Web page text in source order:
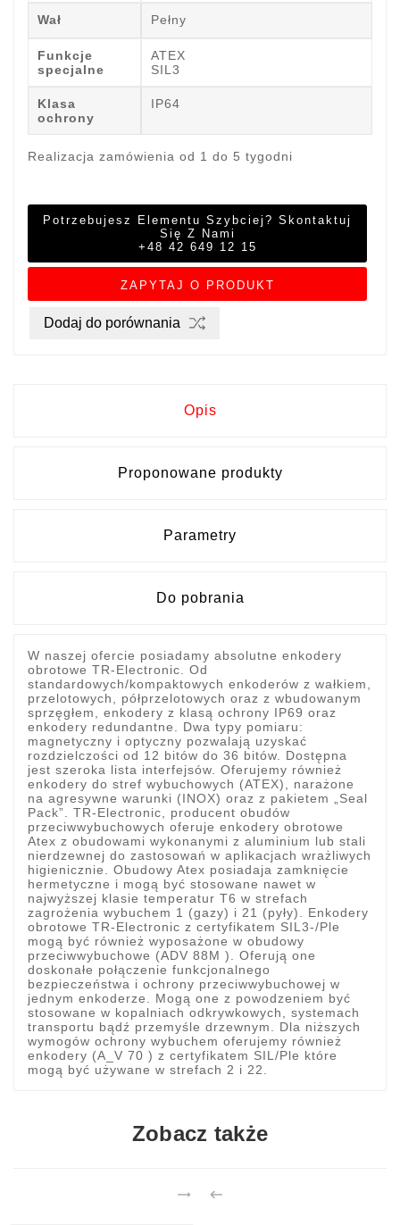
Wał Pełny
Funkcje
specjalne
ATEX
SIL3
Klasa
ochrony
IP64
Realizacja zamówienia od 1 do 5 tygodni
Potrzebujesz Elementu Szybciej? Skontaktuj
Się Z Nami
+48 42 649 12 15
ZAPYTAJ O PRODUKT
Dodaj do porównania
Opis
Proponowane produkty
Parametry
Do pobrania
W naszej ofercie posiadamy absolutne enkodery
obrotowe TR-Electronic. Od
standardowych/kompaktowych enkoderów z wałkiem,
przelotowych, półprzelotowych oraz z wbudowanym
sprzęgłem, enkodery z klasą ochrony IP69 oraz
enkodery redundantne. Dwa typy pomiaru:
magnetyczny i optyczny pozwalają uzyskać
rozdzielczości od 12 bitów do 36 bitów. Dostępna
jest szeroka lista interfejsów. Oferujemy również
enkodery do stref wybuchowych (ATEX), narażone
na agresywne warunki (INOX) oraz z pakietem „Seal
Pack”. TR-Electronic, producent obudów
przeciwwybuchowych oferuje enkodery obrotowe
Atex z obudowami wykonanymi z aluminium lub stali
nierdzewnej do zastosowań w aplikacjach wrażliwych
higienicznie. Obudowy Atex posiadaja zamknięcie
hermetyczne i mogą być stosowane nawet w
najwyższej klasie temperatur T6 w strefach
zagrożenia wybuchem 1 (gazy) i 21 (pyły). Enkodery
obrotowe TR-Electronic z certyfikatem SIL3-/Ple
mogą być również wyposażone w obudowy
przeciwwybuchowe (ADV 88M ). Oferują one
doskonałe połączenie funkcjonalnego
bezpieczeństwa i ochrony przeciwwybuchowej w
jednym enkoderze. Mogą one z powodzeniem być
stosowane w kopalniach odkrywkowych, systemach
transportu bądź przemyśle drzewnym. Dla niższych
wymogów ochrony wybuchem oferujemy również
enkodery (A_V 70 ) z certyfikatem SIL/Ple które
mogą być używane w strefach 2 i 22.
Zobacz także
 